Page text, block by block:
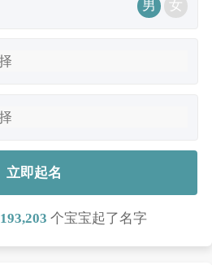
男 女
立即起名
193,203 个宝宝起了名字